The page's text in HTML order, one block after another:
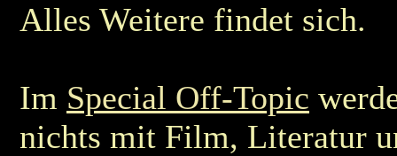
Alles Weitere findet sich.
Im Special Off-Topic
nichts mit Film, Literatur